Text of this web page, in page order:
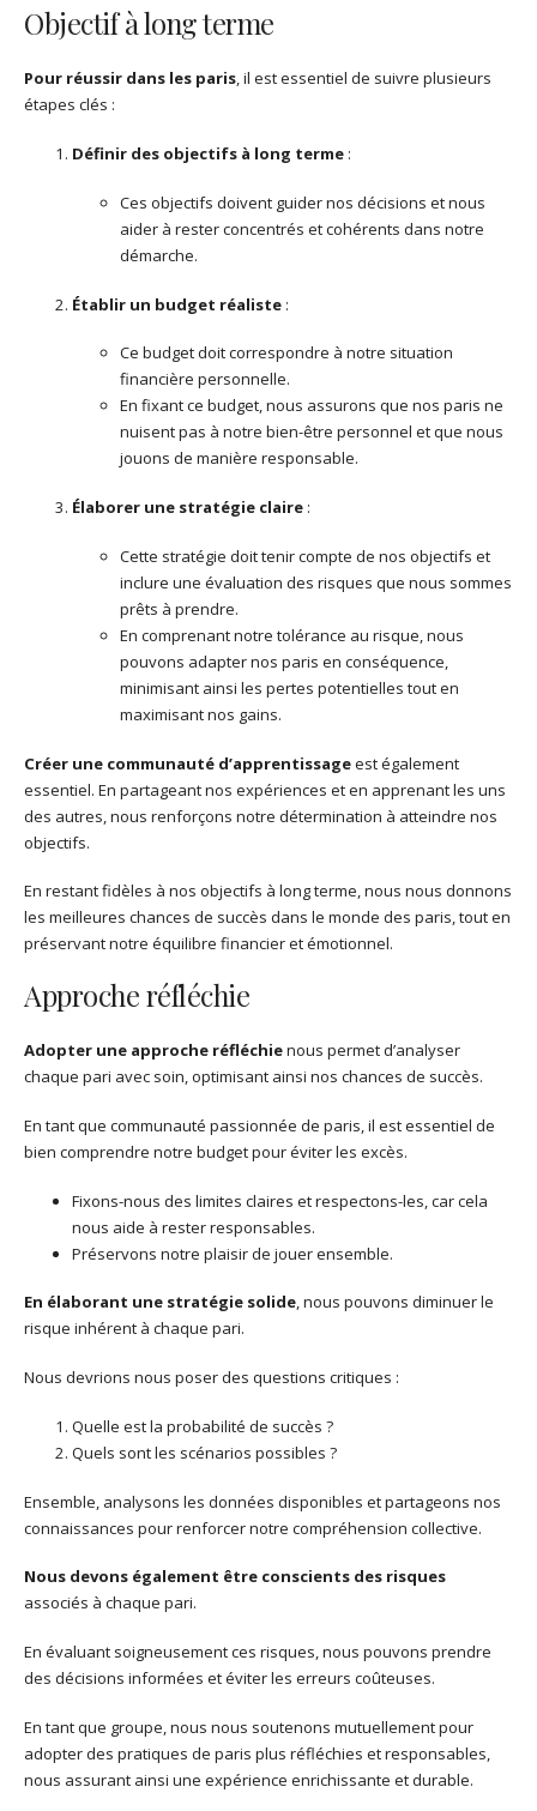
Objectif à long terme
Pour réussir dans les paris, il est essentiel de suivre plusieurs
étapes clés :
Définir des objectifs à long terme :
Ces objectifs doivent guider nos décisions et nous
aider à rester concentrés et cohérents dans notre
démarche.
Établir un budget réaliste :
Ce budget doit correspondre à notre situation
financière personnelle.
En fixant ce budget, nous assurons que nos paris ne
nuisent pas à notre bien-être personnel et que nous
jouons de manière responsable.
Élaborer une stratégie claire :
Cette stratégie doit tenir compte de nos objectifs et
inclure une évaluation des risques que nous sommes
prêts à prendre.
En comprenant notre tolérance au risque, nous
pouvons adapter nos paris en conséquence,
minimisant ainsi les pertes potentielles tout en
maximisant nos gains.
Créer une communauté d’apprentissageest également
essentiel. En partageant nos expériences et en apprenant les uns
des autres, nous renforçons notre détermination à atteindre nos
objectifs.
En restant fidèles à nos objectifs à long terme, nous nous donnons
les meilleures chances de succès dans le monde des paris, tout en
préservant notre équilibre financier et émotionnel.
Approche réfléchie
Adopter une approche réfléchienous permet d’analyser
chaque pari avec soin, optimisant ainsi nos chances de succès.
En tant que communauté passionnée de paris, il est essentiel de
bien comprendre notre budget pour éviter les excès.
Fixons-nous des limites claires et respectons-les, car cela
nous aide à rester responsables.
Préservons notre plaisir de jouer ensemble.
En élaborant une stratégie solide, nous pouvons diminuer le
risque inhérent à chaque pari.
Nous devrions nous poser des questions critiques :
Quelle est la probabilité de succès ?
Quels sont les scénarios possibles ?
Ensemble, analysons les données disponibles et partageons nos
connaissances pour renforcer notre compréhension collective.
Nous devons également être conscients des risques
associés à chaque pari.
En évaluant soigneusement ces risques, nous pouvons prendre
des décisions informées et éviter les erreurs coûteuses.
En tant que groupe, nous nous soutenons mutuellement pour
adopter des pratiques de paris plus réfléchies et responsables,
nous assurant ainsi une expérience enrichissante et durable.